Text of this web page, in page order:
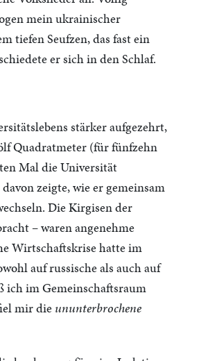
mein ukrainischer
tiefen Seufzen, das fast ein
er sich in den Schlaf.
stärker aufgezehrt,
Quadratmeter (für fünfzehn
Mal die Universität
zeigte, wie er gemeinsam
Die Kirgisen der
– waren angenehme
Wirtschaftskrise hatte im
auf russische als auch auf
ich im Gemeinschaftsraum
mir die ununterbrochene